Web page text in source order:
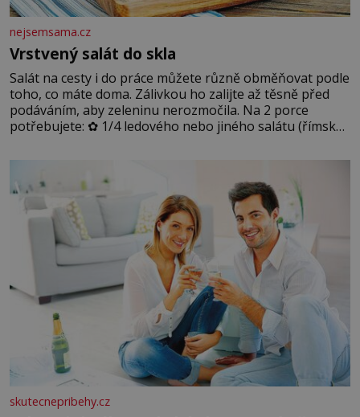
nejsemsama.cz
Vrstvený salát do skla
Salát na cesty i do práce můžete různě obměňovat podle
toho, co máte doma. Zálivkou ho zalijte až těsně před
podáváním, aby zeleninu nerozmočila. Na 2 porce
potřebujete: ✿ 1/4 ledového nebo jiného salátu (římský
okurky ✿ 2 rajčata Zálivka: ✿ 4 lžíce olivového oleje ✿ 1
lžíci citronové šťávy ✿ ½ stroužku
skutecnepribehy.cz